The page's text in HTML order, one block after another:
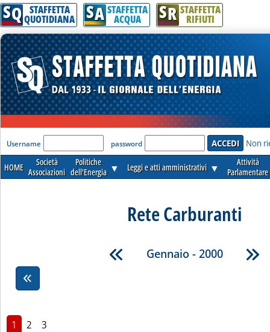
SQ STAFFETTA
QUOTIDIANA SA STAFFETTA
ACQUA SR STAFFETTA
RIFIUTI
'Modulo Login per accedere'
Username password Non
HOME
Società
Associazioni
Politiche
dell'Energia ▼ Leggi e atti amministrativi ▼
Attività
Parlamentare
Rete Carburanti
Gennaio - 2000
1 2 3